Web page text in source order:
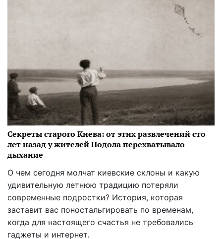
Секреты старого Киева: от этих развлечений сто
лет назад у жителей Подола перехватывало
дыхание
О чем сегодня молчат киевские склоны и какую
удивительную летнюю традицию потеряли
современные подростки? История, которая
заставит вас поностальгировать по временам,
когда для настоящего счастья не требовались
гаджеты и интернет.